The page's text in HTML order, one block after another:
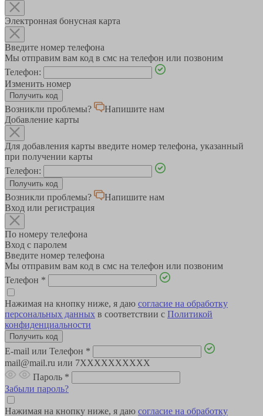
Электронная бонусная карта
Введите номер телефона
Мы отправим вам код в смс на телефон или позвоним
Телефон:
Изменить номер
Возникли проблемы?
Напишите нам
Добавление карты
Для добавления карты введите номер телефона, указанный
при получении карты
Телефон:
Возникли проблемы?
Напишите нам
Вход или регистрация
По номеру телефона
Вход с паролем
Введите номер телефона
Мы отправим вам код в смс на телефон или позвоним
Телефон *
Нажимая на кнопку ниже, я даю согласие на обработку
персональных данных в соответствии с Политикой
конфиденциальности
E-mail или Телефон *
mail@mail.ru или 7XXXXXXXXXX
Пароль *
Забыли пароль?
Нажимая на кнопку ниже, я даю согласие на обработку